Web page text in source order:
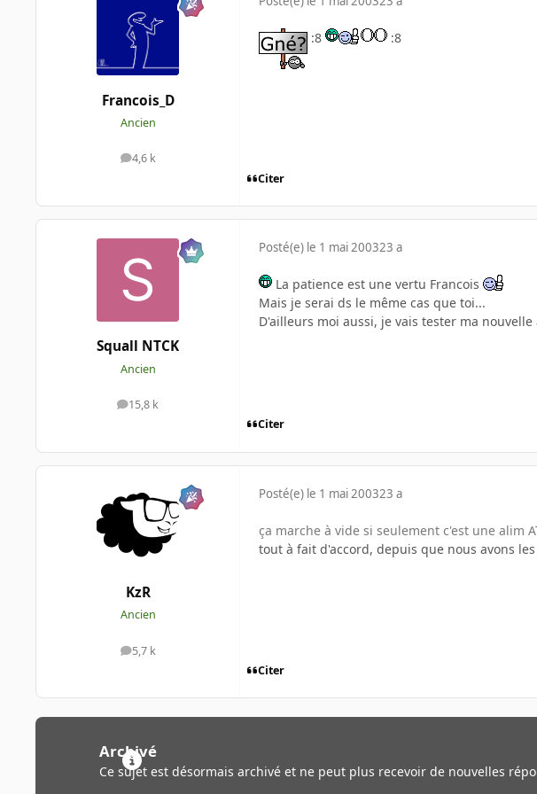
Francois_D
Ancien
4,6 k
messages
:8 :8
Citer
Squall NTCK
Ancien
15,8 k
messages
Posté(e) le 1 mai 200323 a
La patience est une vertu Francois
Mais je serai ds le même cas que toi...
D'ailleurs moi aussi, je vais tester ma nouvelle
Citer
KzR
Ancien
5,7 k
messages
Posté(e) le 1 mai 200323 a
ça marche à vide si seulement c'est une alim
tout à fait d'accord, depuis que nous avons
Citer
Archivé
Ce sujet est désormais archivé et ne peut plus recevoir de nouvelles